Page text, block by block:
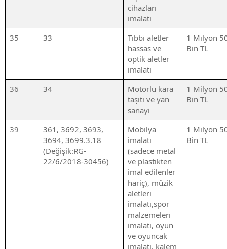
cihazları
imalatı
35 33
Tıbbi aletler
hassas ve
optik aletler
imalatı
1 Milyon
Bin TL
36 34
Motorlu kara
taşıtı ve yan
sanayi
1 Milyon
Bin TL
39
361, 3692, 3693,
3694, 3699.3.18
(Değişik:RG-
22/6/2018-30456)
Mobilya
imalatı
(sadece metal
ve plastikten
imal edilenler
hariç), müzik
aletleri
imalatı,spor
malzemeleri
imalatı, oyun
ve oyuncak
imalatı, kalem
1 Milyon
Bin TL